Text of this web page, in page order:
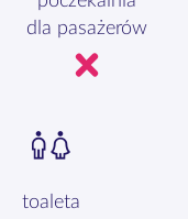
dla pasażerów
toaleta